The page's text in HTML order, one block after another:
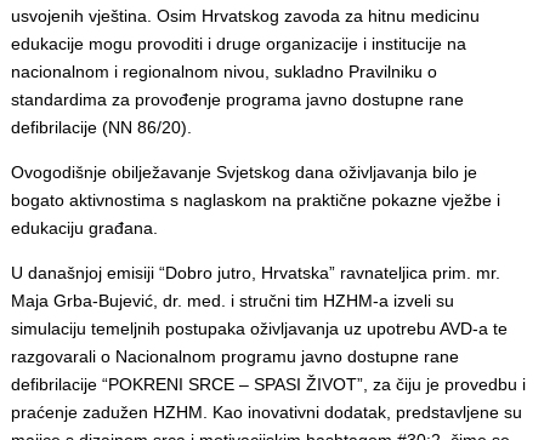
usvojenih vještina. Osim Hrvatskog zavoda za hitnu medicinu
edukacije mogu provoditi i druge organizacije i institucije na
nacionalnom i regionalnom nivou, sukladno Pravilniku o
standardima za provođenje programa javno dostupne rane
defibrilacije (NN 86/20).
Ovogodišnje obilježavanje Svjetskog dana oživljavanja bilo je
bogato aktivnostima s naglaskom na praktične pokazne vježbe i
edukaciju građana.
U današnjoj emisiji “Dobro jutro, Hrvatska” ravnateljica prim. mr.
Maja Grba-Bujević, dr. med. i stručni tim HZHM-a izveli su
simulaciju temeljnih postupaka oživljavanja uz upotrebu AVD-a te
razgovarali o Nacionalnom programu javno dostupne rane
defibrilacije “POKRENI SRCE – SPASI ŽIVOT”, za čiju je provedbu i
praćenje zadužen HZHM. Kao inovativni dodatak, predstavljene su